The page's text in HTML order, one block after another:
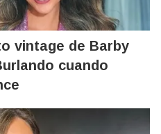
vintage de Barby
cuando